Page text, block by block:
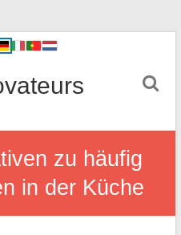
zu häufig
in der Küche